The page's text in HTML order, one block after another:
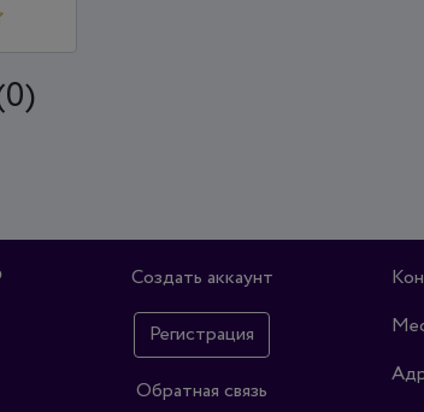
Создать аккаунт
Регистрация
Обратная связь